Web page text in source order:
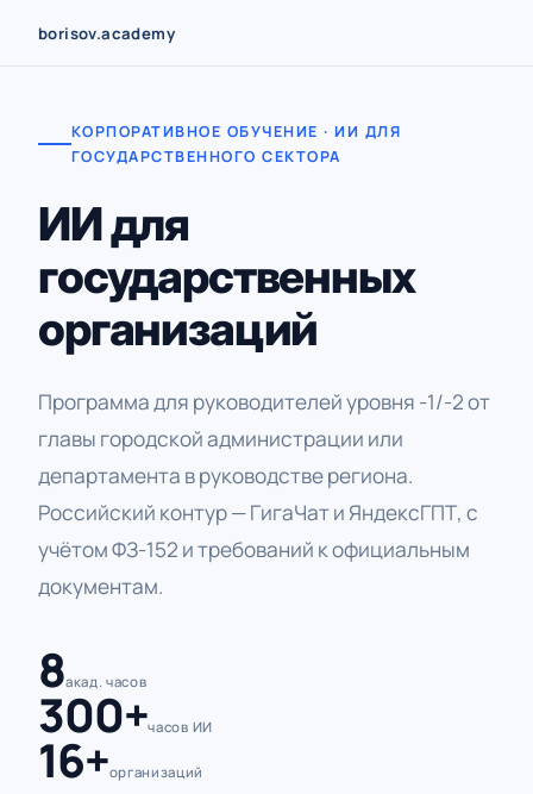
borisov.academy
КОРПОРАТИВНОЕ ОБУЧЕНИЕ · ИИ ДЛЯ
ГОСУДАРСТВЕННОГО СЕКТОРА
ИИ для
государственных
организаций
Программа для руководителей уровня -1/-2 от
главы городской администрации или
департамента в руководстве региона.
Российский контур — ГигаЧат и ЯндексГПТ, с
учётом ФЗ-152 и требований к официальным
документам.
8акад. часов
300+часов ИИ
16+организаций